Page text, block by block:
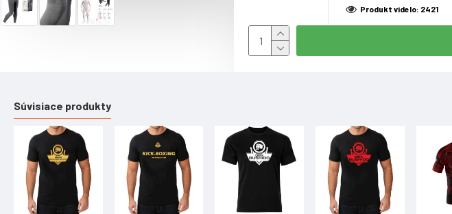
Gramáž: 245 - 280 g/m2
Obsah balenia: dlhé spodné nohavice
Dĺžka nohavíc (cm)
Dĺžka nohavíc od rozkroku (cm)
Obvod pásu (cm)
Produkt videlo: 2421
Súvisiace produkty